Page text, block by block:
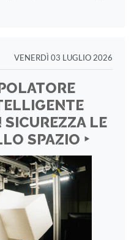
VENERDÌ 03 LUGLIO 2026
SICUREZZA LE
SPAZIO ‣